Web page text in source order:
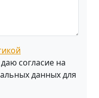
согласие на
данных для